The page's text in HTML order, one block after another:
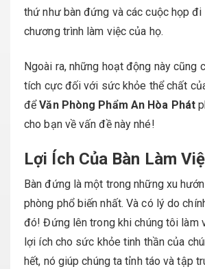
thứ như bàn đứng và các cuộc họp đi
chương trình làm việc của họ.
Ngoài ra, những hoạt động này cũng
tích cực đối với sức khỏe thể chất
đểVăn Phòng Phẩm An Hòa Phát
cho bạn về vấn đề này nhé!
Lợi Ích Của Bàn Làm
Bàn đứng là một trong những xu
phòng phổ biến nhất. Và có lý do
đó! Đứng lên trong khi chúng tôi làm
lợi ích cho sức khỏe tinh thần của
hết, nó giúp chúng ta tỉnh táo và tập